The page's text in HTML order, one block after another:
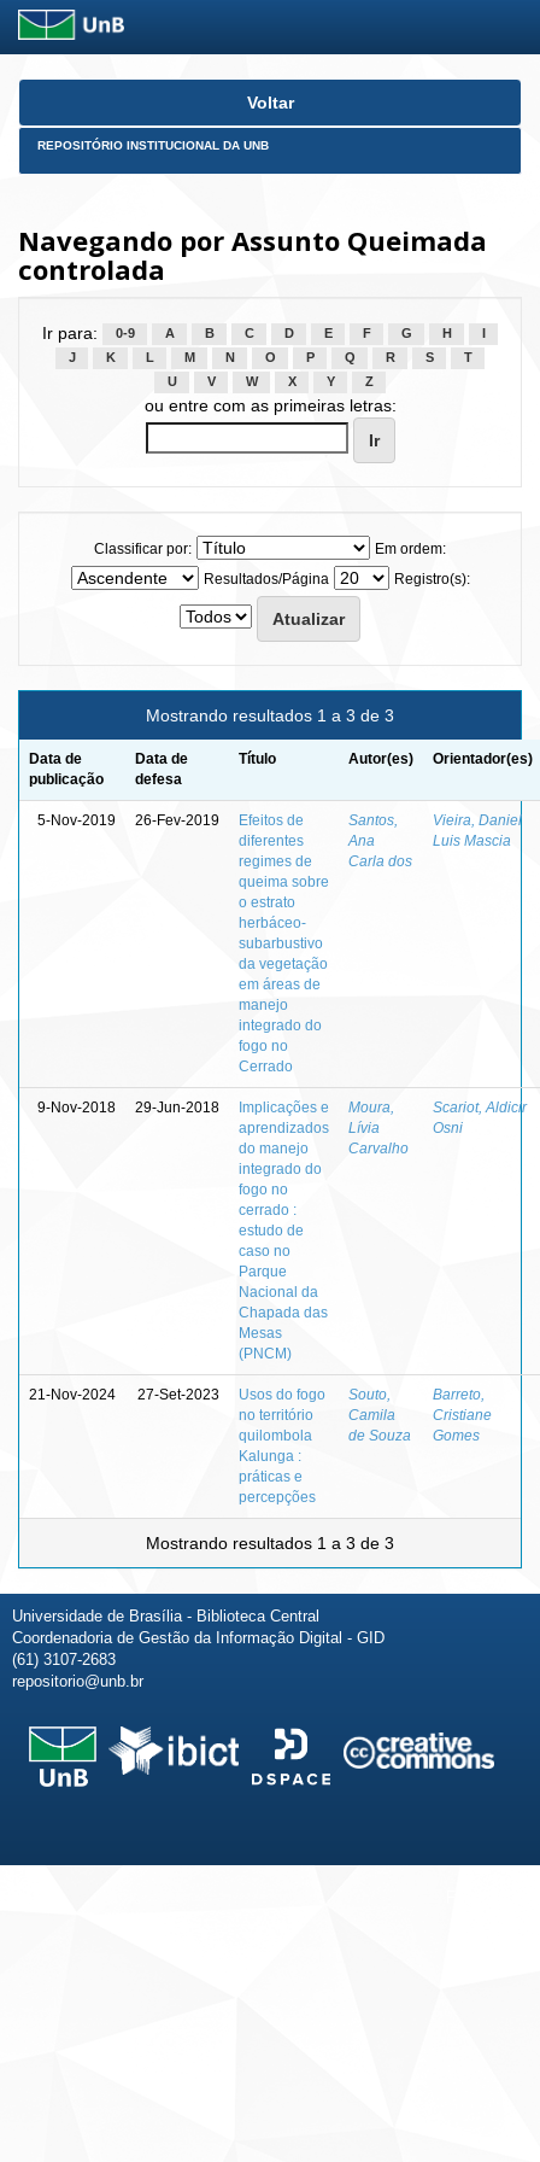
Skip
Voltar
REPOSITÓRIO INSTITUCIONAL DA UNB
Navegando por Assunto Queimada
controlada
Ir para: 0-9 A B C D E F G H
J
K L M N O P Q R S
T
U
V W X Y Z
ou entre com as primeiras letras:
Classificar por:
Em ordem:
Resultados/Página
Registro(s):
Mostrando resultados 1 a 3 de 3
Data de
publicação
Data de
defesa
Título Autor(es) Orientador(es)
5-Nov-2019 26-Fev-2019
Efeitos de
diferentes
regimes de
queima sobre
o estrato
herbáceo-
subarbustivo
da vegetação
em áreas de
manejo
integrado do
fogo no
Cerrado
Santos,
Ana
Carla dos
Vieira, Daniel
Luis Mascia
9-Nov-2018 29-Jun-2018
Implicações e
aprendizados
do manejo
integrado do
fogo no
cerrado :
estudo de
caso no
Parque
Nacional da
Chapada das
Mesas
(PNCM)
Moura,
Lívia
Carvalho
Scariot, Aldicir
Osni
21-Nov-2024 27-Set-2023
Usos do fogo
no território
quilombola
Kalunga :
práticas e
percepções
Souto,
Camila
de Souza
Barreto,
Cristiane
Gomes
Mostrando resultados 1 a 3 de 3
Universidade de Brasília - Biblioteca Central
Coordenadoria de Gestão da Informação Digital - GID
(61) 3107-2683
repositorio@unb.br